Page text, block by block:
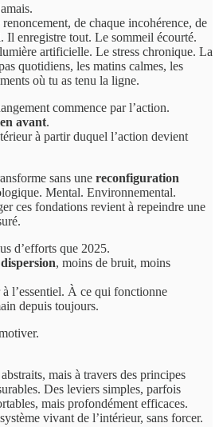
de chaque incohérence, de
Il enregistre tout. Le sommeil écourté.
artificielle. Le stress chronique. La
quotidiens, les matins calmes, les
où tu as tenu la ligne.
commence par l’action.
avant.
à partir duquel l’action devient
sans une reconfiguration
Mental. Environnemental.
ces fondations revient à repeindre une
d’efforts que 2025.
, moins de bruit, moins
l’essentiel. À ce qui fonctionne
depuis toujours.
mais à travers des principes
Des leviers simples, parfois
mais profondément efficaces.
vivant de l’intérieur, sans forcer.